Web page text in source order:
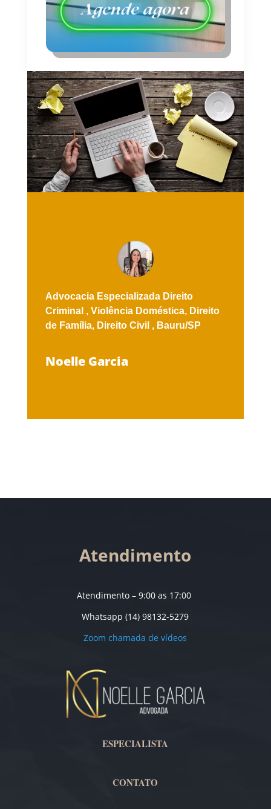
Advocacia Especializada Direito
Criminal , Violência Doméstica, Direito
de Família, Direito Civil , Bauru/SP
Noelle Garcia
Atendimento
Atendimento – 9:00 as 17:00
Whatsapp (14) 98132-5279
Zoom chamada de vídeos
ESPECIALISTA
CONTATO